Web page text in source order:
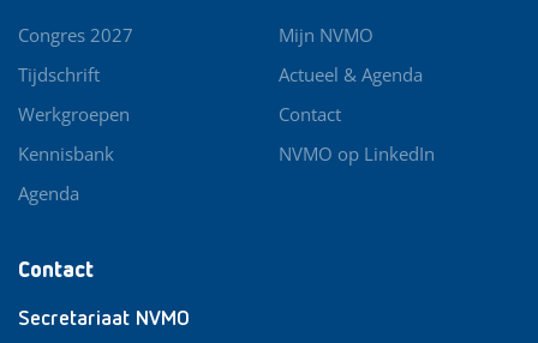
Contact
Secretariaat NVMO
Congres 2027
Tijdschrift
Werkgroepen
Kennisbank
Agenda
Mijn NVMO
Actueel & Agenda
Contact
NVMO op LinkedIn